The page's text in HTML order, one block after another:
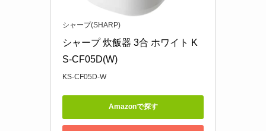
シャープ(SHARP)
シャープ 炊飯器 3合 ホワイト K
S-CF05D(W)
KS-CF05D-W
Amazonで探す